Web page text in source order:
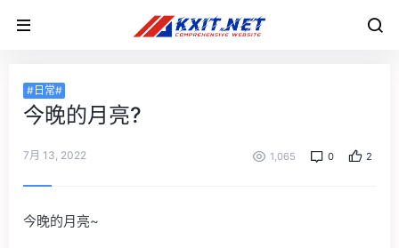
#日常#
今晚的月亮?
7月 13, 2022 1,065 0 2
今晚的月亮~